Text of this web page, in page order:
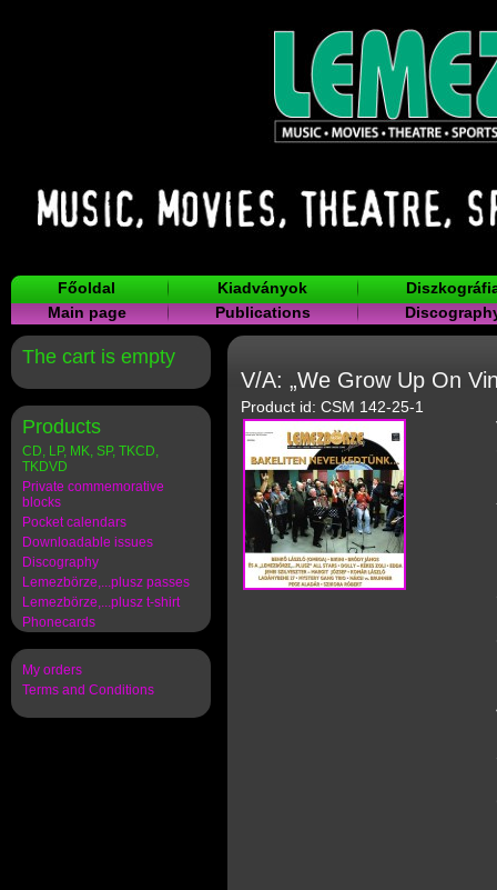
Főoldal Kiadványok
Main page
Publications
The cart is empty
Products
CD, LP, MK, SP, TKCD,
TKDVD
Private commemorative
blocks
Pocket calendars
Downloadable issues
Discography
Lemezbörze,...plusz passes
Lemezbörze,...plusz t-shirt
Phonecards
My orders
Terms and Conditions
V/A: „We Grow Up On
Product id: CSM 142-25-1